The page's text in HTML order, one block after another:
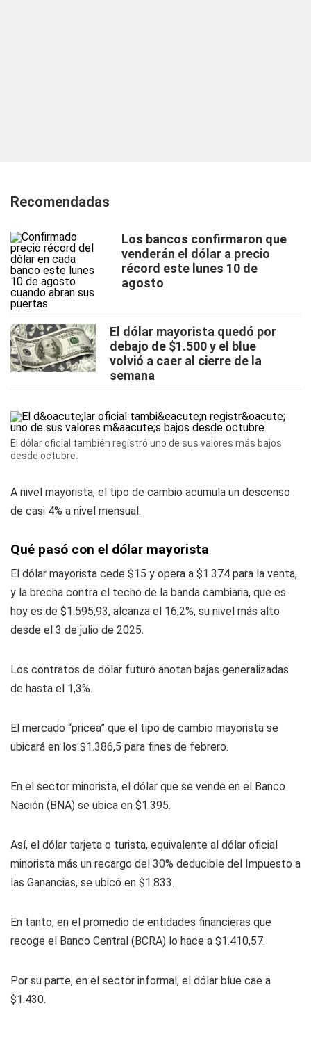
Recomendadas
Los bancos confirmaron que
venderán el dólar a precio
récord este lunes 10 de
agosto
El dólar mayorista quedó por
debajo de $1.500 y el blue
volvió a caer al cierre de la
semana
El dólar oficial también registró uno de sus valores más bajos
desde octubre.
A nivel mayorista, el tipo de cambio acumula un descenso
de casi 4% a nivel mensual.
Qué pasó con el dólar mayorista
El dólar mayorista cede $15 y opera a $1.374 para la venta,
y la brecha contra el techo de la banda cambiaria, que es
hoy es de $1.595,93, alcanza el 16,2%, su nivel más alto
desde el 3 de julio de 2025.
Los contratos de dólar futuro anotan bajas generalizadas
de hasta el 1,3%.
El mercado “pricea” que el tipo de cambio mayorista se
ubicará en los $1.386,5 para fines de febrero.
En el sector minorista, el dólar que se vende en el Banco
Nación (BNA) se ubica en $1.395.
Así, el dólar tarjeta o turista, equivalente al dólar oficial
minorista más un recargo del 30% deducible del Impuesto a
las Ganancias, se ubicó en $1.833.
En tanto, en el promedio de entidades financieras que
recoge el Banco Central (BCRA) lo hace a $1.410,57.
Por su parte, en el sector informal, el dólar blue cae a
$1.430.